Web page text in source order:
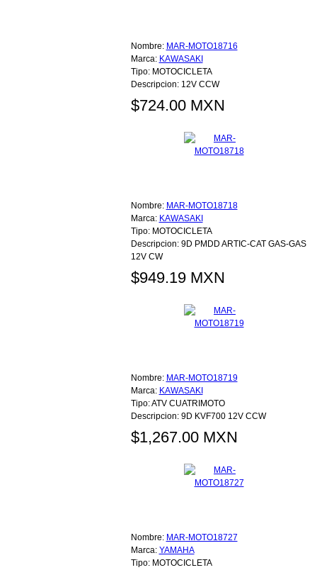
Nombre: MAR-MOTO18716
Marca: KAWASAKI
Tipo: MOTOCICLETA
Descripcion: 12V CCW
$724.00 MXN
Nombre: MAR-MOTO18718
Marca: KAWASAKI
Tipo: MOTOCICLETA
Descripcion: 9D PMDD ARTIC-CAT GAS-GAS
12V CW
$949.19 MXN
Nombre: MAR-MOTO18719
Marca: KAWASAKI
Tipo:ATV CUATRIMOTO
Descripcion: 9D KVF700 12V CCW
$1,267.00 MXN
Nombre: MAR-MOTO18727
Marca: YAMAHA
Tipo: MOTOCICLETA